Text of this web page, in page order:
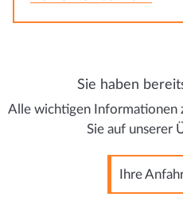
Sie haben
Alle wichtigen Informationen
Sie auf unserer
Ihre